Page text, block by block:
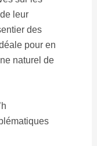
leur
des
pour en
naturel de